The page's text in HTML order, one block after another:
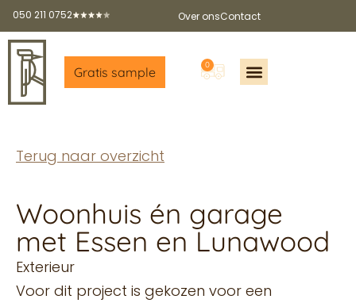
050 211 0752 Over onsContact
Gratis sample 0
Terug naar overzicht
Woonhuis én garage
met Essen en Lunawood
Exterieur
Voor dit project is gekozen voor een